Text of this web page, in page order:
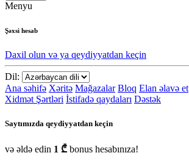
Menyu
Şəxsi hesab
Daxil olun və ya qeydiyyatdan keçin
Dil:
Ana səhifə Xəritə Mağazalar Bloq Elan əlavə et
Xidmət Şərtləri İstifadə qaydaları Dəstək
Saytımızda qeydiyyatdan keçin
və əldə edin 1 ₾ bonus hesabınıza!